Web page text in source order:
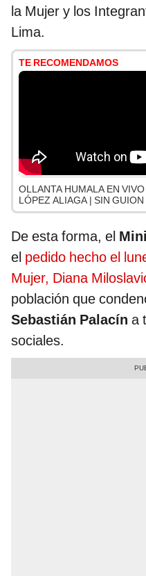
la Mujer y los
Lima.
TE RECOMENDAMOS
OLLANTA HUMALA EN
LÓPEZ ALIAGA | SIN
De esta forma, el
el pedido hecho el
Mujer, Diana
población que
Sebastián Palacín a
sociales.